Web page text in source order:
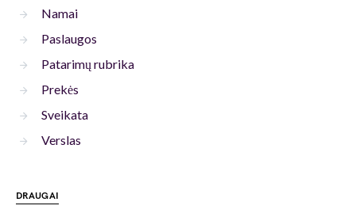
Namai
Paslaugos
Patarimų rubrika
Prekės
Sveikata
Verslas
DRAUGAI